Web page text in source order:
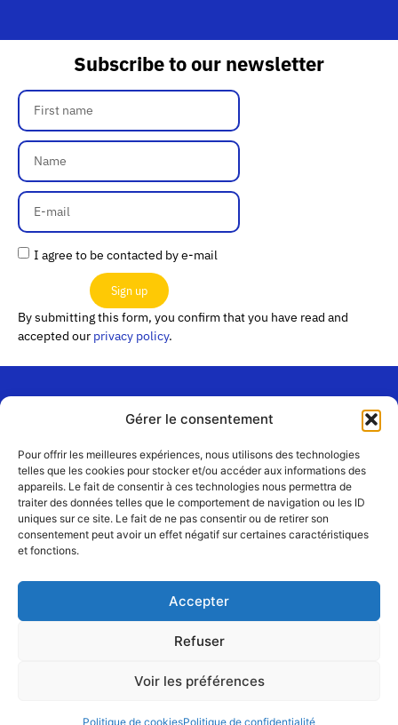
Gérer le consentement
Pour offrir les meilleures expériences, nous utilisons des technologies
telles que les cookies pour stocker et/ou accéder aux informations des
appareils. Le fait de consentir à ces technologies nous permettra de
traiter des données telles que le comportement de navigation ou les ID
uniques sur ce site. Le fait de ne pas consentir ou de retirer son
consentement peut avoir un effet négatif sur certaines caractéristiques
et fonctions.
Accepter
Refuser
Voir les préférences
Politique de cookiesPolitique de confidentialité
Subscribe to our newsletter
I agree to be contacted by e-mail
Sign up
By submitting this form, you confirm that you have read and
accepted our privacy policy.
Contact
Team
Partners
of use
Passerelles”
24 Avenue
Joannès
Masset
CS51001
+33 4 72 19
83 40 //
secretariat@choralies.org
Join us
@copyright – designed and produced
Najumi